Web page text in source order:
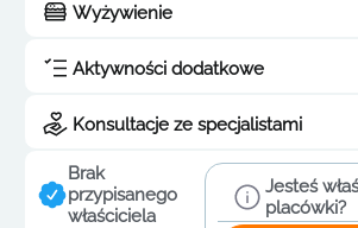
Wyżywienie
Aktywności dodatkowe
Konsultacje ze specjalistami
Brak
przypisanego
właściciela
Jesteś
placówki?